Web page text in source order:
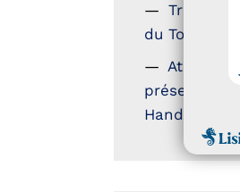
du
Atout
présentation
Handicap